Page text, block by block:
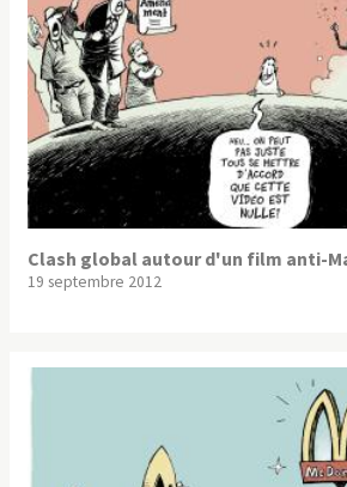
Clash global autour d'un film anti-
19 septembre 2012